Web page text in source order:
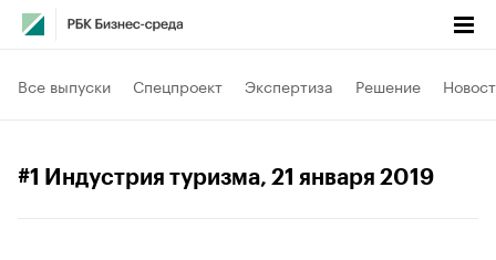
Все выпуски Спецпроект Экспертиза Решение
#1 Индустрия туризма, 21 января 2019